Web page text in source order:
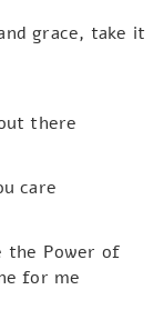
grace, take it
there
care
the Power of
for me